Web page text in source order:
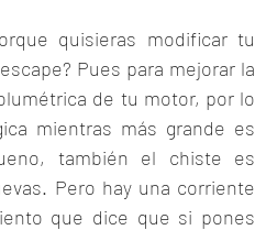
quisieras modificar tu
Pues para mejorar la
de tu motor, por lo
mientras más grande es
también el chiste es
Pero hay una corriente
que dice que si pones